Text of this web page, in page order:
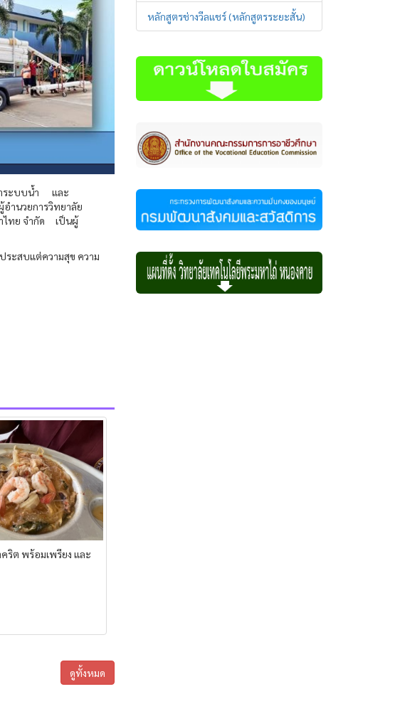
าระบบน้ำ และ
อำนวยการวิทยาลัย
ไทย จำกัด เป็นผู้
ะสบแต่ความสุข ความ
ต พร้อมเพรียง และ
ดูทั้งหมด
หลักสูตรช่างวีลแชร์ (หลักสูตรระยะสั้น)